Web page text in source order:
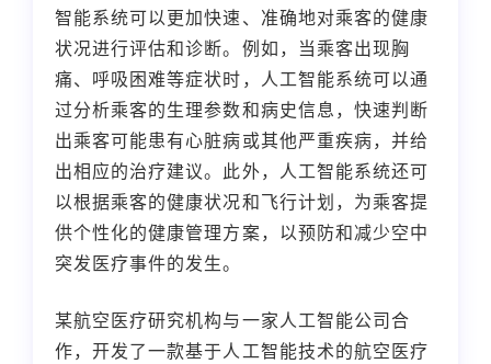
智能系统可以更加快速、准确地对乘客的健康
状况进行评估和诊断。例如，当乘客出现胸
痛、呼吸困难等症状时，人工智能系统可以通
过分析乘客的生理参数和病史信息，快速判断
出乘客可能患有心脏病或其他严重疾病，并给
出相应的治疗建议。此外，人工智能系统还可
以根据乘客的健康状况和飞行计划，为乘客提
供个性化的健康管理方案，以预防和减少空中
突发医疗事件的发生。
某航空医疗研究机构与一家人工智能公司合
作，开发了一款基于人工智能技术的航空医疗